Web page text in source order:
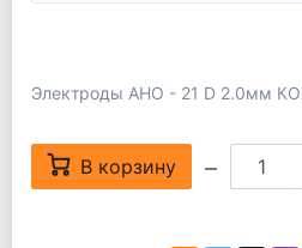
Электроды АНО - 21 D 2.0мм
В корзину